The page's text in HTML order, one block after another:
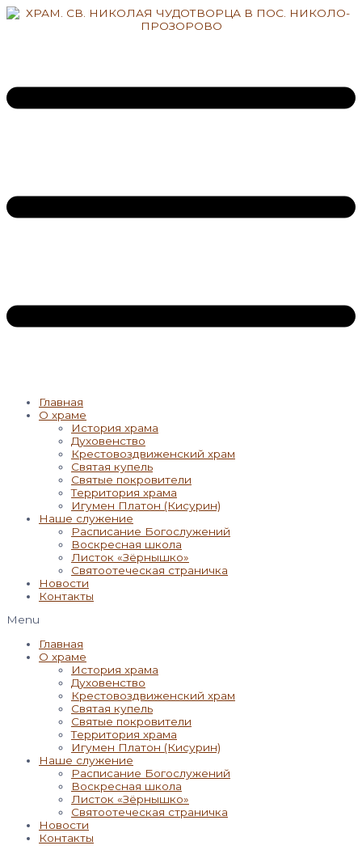
Перейти
Главная
О храме
История храма
Духовенство
Крестовоздвиженский храм
Святая купель
Святые покровители
Территория храма
Игумен Платон (Кисурин)
Наше служение
Расписание Богослужений
Воскресная школа
Листок «Зёрнышко»
Святоотеческая страничка
Новости
Контакты
Menu
Главная
О храме
История храма
Духовенство
Крестовоздвиженский храм
Святая купель
Святые покровители
Территория храма
Игумен Платон (Кисурин)
Наше служение
Расписание Богослужений
Воскресная школа
Листок «Зёрнышко»
Святоотеческая страничка
Новости
Контакты